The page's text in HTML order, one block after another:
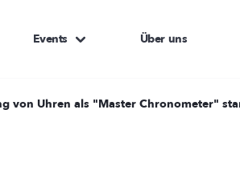
Events Über uns
von Uhren als "Master Chronometer"